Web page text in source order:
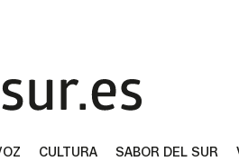
CULTURA SABOR DEL SUR